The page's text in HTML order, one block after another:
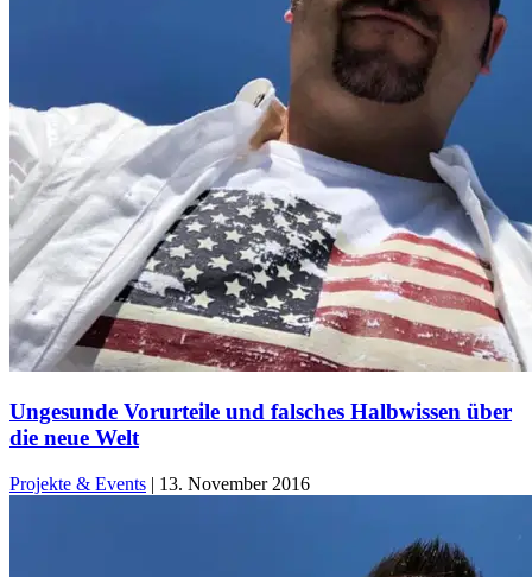
Ungesunde Vorurteile und falsches Halbwissen über
die neue Welt
Projekte & Events | 13. November 2016